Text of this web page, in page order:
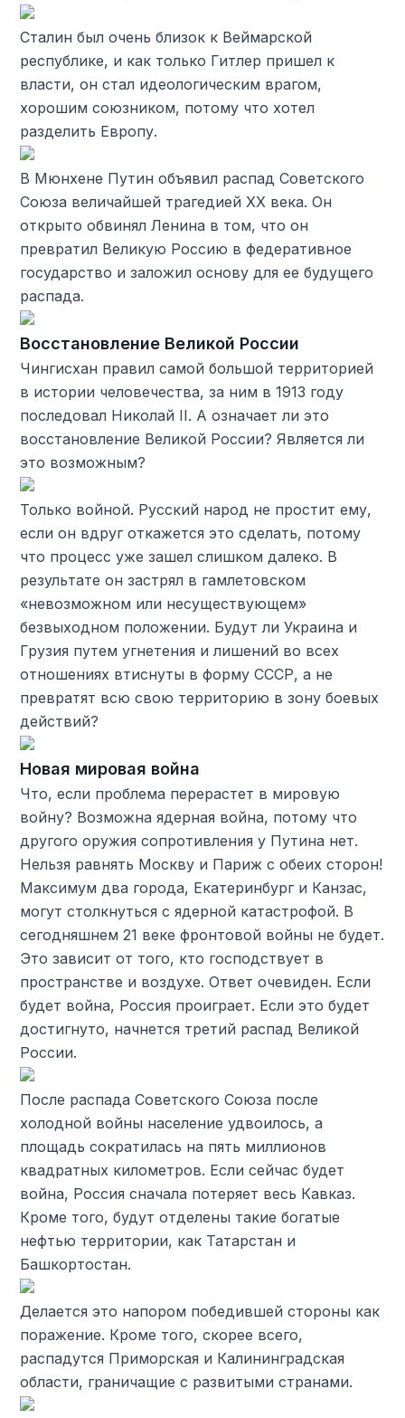
Сталин был очень близок к Веймарской
республике, и как только Гитлер пришел к
власти, он стал идеологическим врагом,
хорошим союзником, потому что хотел
разделить Европу.
В Мюнхене Путин объявил распад Советского
Союза величайшей трагедией ХХ века. Он
открыто обвинял Ленина в том, что он
превратил Великую Россию в федеративное
государство и заложил основу для ее будущего
распада.
Восстановление Великой России
Чингисхан правил самой большой территорией
в истории человечества, за ним в 1913 году
последовал Николай II. А означает ли это
восстановление Великой России? Является ли
это возможным?
Только войной. Русский народ не простит ему,
если он вдруг откажется это сделать, потому
что процесс уже зашел слишком далеко. В
результате он застрял в гамлетовском
«невозможном или несуществующем»
безвыходном положении. Будут ли Украина и
Грузия путем угнетения и лишений во всех
отношениях втиснуты в форму СССР, а не
превратят всю свою территорию в зону боевых
действий?
Новая мировая война
Что, если проблема перерастет в мировую
войну? Возможна ядерная война, потому что
другого оружия сопротивления у Путина нет.
Нельзя равнять Москву и Париж с обеих сторон!
Максимум два города, Екатеринбург и Канзас,
могут столкнуться с ядерной катастрофой. В
сегодняшнем 21 веке фронтовой войны не будет.
Это зависит от того, кто господствует в
пространстве и воздухе. Ответ очевиден. Если
будет война, Россия проиграет. Если это будет
достигнуто, начнется третий распад Великой
России.
После распада Советского Союза после
холодной войны население удвоилось, а
площадь сократилась на пять миллионов
квадратных километров. Если сейчас будет
война, Россия сначала потеряет весь Кавказ.
Кроме того, будут отделены такие богатые
нефтью территории, как Татарстан и
Башкортостан.
Делается это напором победившей стороны как
поражение. Кроме того, скорее всего,
распадутся Приморская и Калининградская
области, граничащие с развитыми странами.